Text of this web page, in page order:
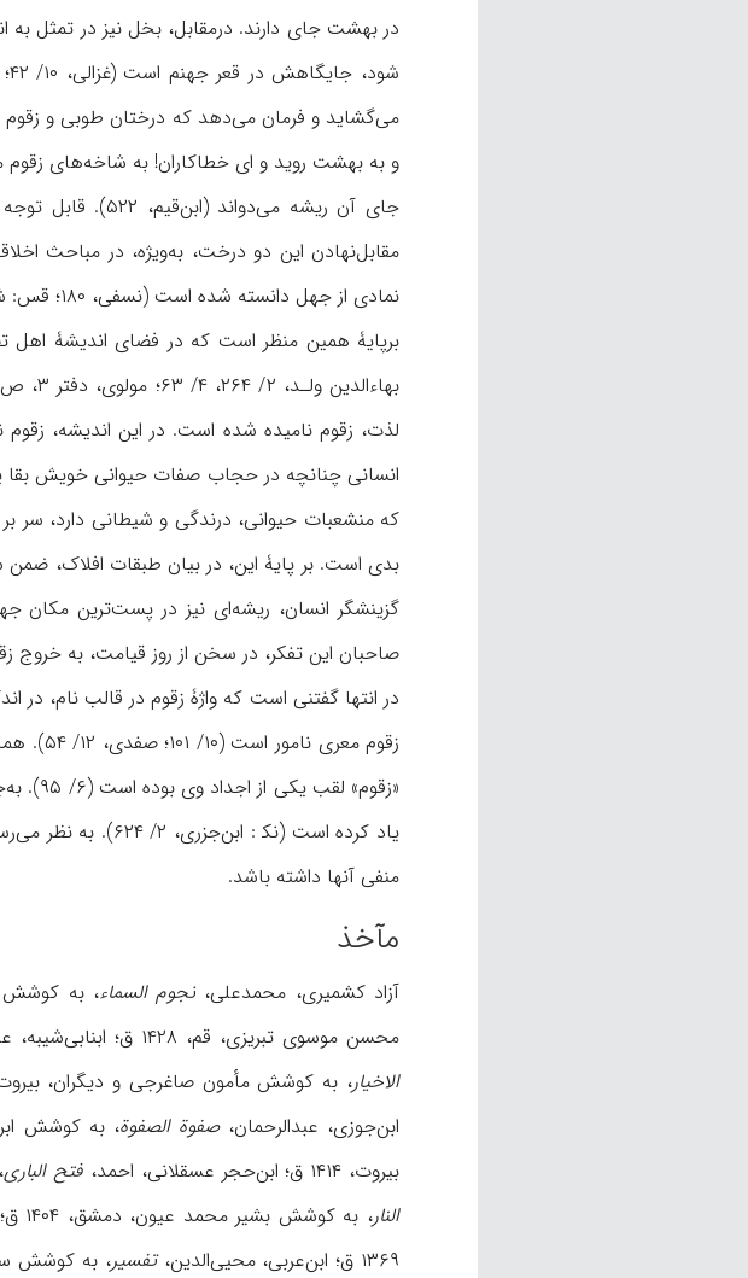
در بهشت جای دارند. درمقابل، بخل نيز در تمثل
می‌گشايد و فرمان می‌دهد که درختان طوبى و
و به بهشت رويد و ای خطاکاران! به شاخه‌های
مقابل‌نهادن اين دو درخت، به‌ويژه، در مباحث
نمادی از جهل دانسته شده است (نسفی، ۱۸۰؛ قس: شيروانی، ۴۴۷).
برپايۀ همين منظر است که در فضای انديشۀ اهل
لذت، زقوم ناميده شده است. در اين انديشه،
انسانی چنانچه در حجاب صفات حيوانی خويش بقا
بدی است. بر پايۀ اين، در بيان طبقات افلاک،
گزينشگر انسان، ريشه‌ای نيز در پست‌ترين مکان
صاحبان اين تفکر، در سخن از روز قيامت، به خروج
در انتها گفتنی است که واژۀ زقوم در قالب نام، در
«زقوم» لقب يکی از اجداد وی بوده است (۶/ ۹۵). به‌جز اينها، ابوالقاسم هذلی در
ياد کرده است (نک‍ :
منفی آنها داشته باشد.
مآخذ
آزاد کشميری، محمدعلی، نجوم السماء، به کوشش
محسن موسوی تبريزی، قم، ۱۴۲۸ ق؛ ابن‏ابی‌شيبه، عبداللٰه،
الاخيار، به کوشش مأمون صاغرجی و دیگران، بيروت،
ابن‌جوزی، عبدالرحمان،صفوة الصفوة، به کوشش
بيروت، ۱۴۱۴ ق؛ ابن‌‏حجر عسقلانی، احمد،
فتح الباری
النار، به کوشش بشیر محمد عیون، دمشق، ۱۴۰۴ ق؛ ابن‌سيده، علی،
۱۳۶۹ ق؛ ابن‌عربی، محيی‌الدين،
تفسير، به کوشش سمير مصطفى